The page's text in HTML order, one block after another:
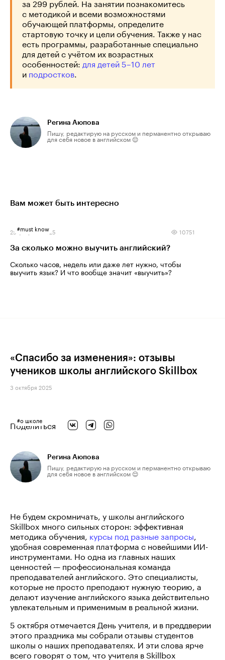
за 299 рублей. На занятии познакомитесь
с методикой и всеми возможностями
обучающей платформы, определите
стартовую точку и цели обучения. Также у нас
есть программы, разработанные специально
для детей с учётом их возрастных
особенностей: для детей 5–10 лет
и подростков.
Регина Аюпова
Пишу, редактирую на русском и перманентно открываю
для себя новое в английском 😌
Вам может быть интересно
#must know
25 февраля 2025 10751
За сколько можно выучить английский?
Сколько часов, недель или даже лет нужно, чтобы
выучить язык? И что вообще значит «выучить»?
«Спасибо за изменения»: отзывы
учеников школы английского Skillbox
3 октября 2025
#о школе
Поделиться
Регина Аюпова
Пишу, редактирую на русском и перманентно открываю
для себя новое в английском 😌
Не будем скромничать, у школы английского
Skillbox много сильных сторон: эффективная
методика обучения, курсы под разные запросы,
удобная современная платформа с новейшими ИИ-
инструментами. Но одна из главных наших
ценностей — профессиональная команда
преподавателей английского. Это специалисты,
которые не просто преподают нужную теорию, а
делают изучение английского языка действительно
увлекательным и применимым в реальной жизни.
5 октября отмечается День учителя, и в преддверии
этого праздника мы собрали отзывы студентов
школы о наших преподавателях. И эти слова ярче
всего говорят о том, что учителя в Skillbox